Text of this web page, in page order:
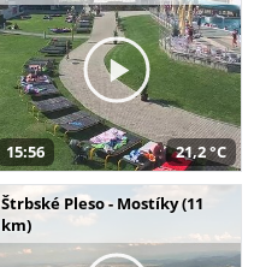
15:56 21,2 °C
Štrbské Pleso - Mostíky (11
km)